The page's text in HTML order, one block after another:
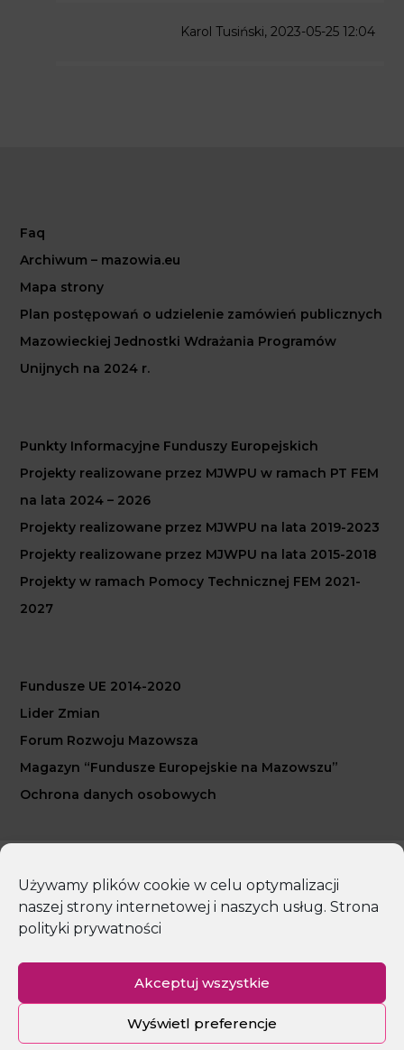
Używamy plików cookie w celu optymalizacji
naszej strony internetowej i naszych usług. Strona
polityki prywatności
Akceptuj wszystkie
Wyświetl preferencje
Karol Tusiński, 2023-05-25 12:04
Faq
Archiwum – mazowia.eu
Mapa strony
Plan postępowań o udzielenie zamówień publicznych
Mazowieckiej Jednostki Wdrażania Programów
Unijnych na 2024 r.
Punkty Informacyjne Funduszy Europejskich
Projekty realizowane przez MJWPU w ramach PT FEM
na lata 2024 – 2026
Projekty realizowane przez MJWPU na lata 2019-2023
Projekty realizowane przez MJWPU na lata 2015-2018
Projekty w ramach Pomocy Technicznej FEM 2021-
2027
Fundusze UE 2014-2020
Lider Zmian
Forum Rozwoju Mazowsza
Magazyn “Fundusze Europejskie na Mazowszu”
Ochrona danych osobowych
Copyright 2026 Mazowiecka Jednostka Wdrażania
Programów Unijnych
Polityka prywatności